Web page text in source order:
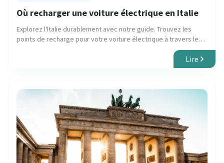
Où recharger une voiture électrique en Italie
Explorez l'Italie durablement avec notre guide. Trouvez les
points de recharge pour votre voiture électrique à travers les
cités historiques et les paysages charmants, assurant ainsi un
Lire